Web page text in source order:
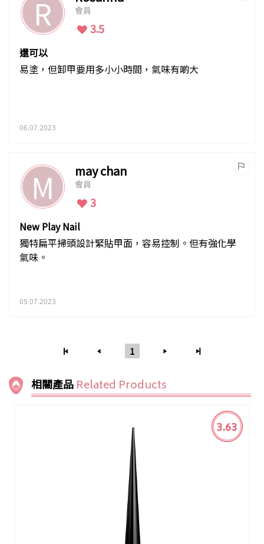
R 會員
3.5
還可以
易塗，但卸甲要用多小小時間，氣味有啲大
06.07.2023
M may chan
會員
3
New Play Nail
獨特扁平掃頭設計緊貼甲面，容易控制。但有強化學
氣味。
05.07.2023
1
相關產品 Related Products
3.63